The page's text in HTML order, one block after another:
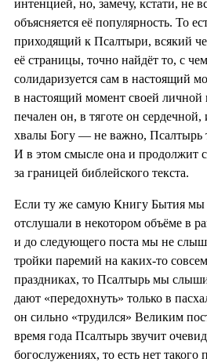
интенцией, но, замечу, кстати, не
объясняется её популярность. То
приходящий к Псалтыри, всякий
её страницы, точно найдёт то, с
солидаризуется сам в настоящий
в настоящий момент своей личной
печален он, в тяготе он
хвалы Богу — не важно, Псалтырь
И в этом смысле она и продолжит
за границей библейского текста.
Если ту же самую Книгу Бытия мы
отслушали в некотором объёме в
и до следующего поста мы не
тройки паремий на каких-то
праздниках, то Псалтырь мы
дают «передохнуть» только в
он сильно «трудился» Великим
время года Псалтырь звучит
богослужениях, то есть нет такого